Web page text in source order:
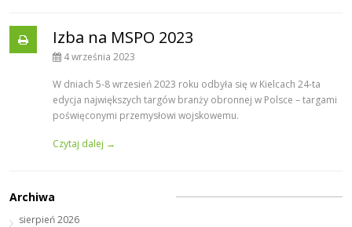
Izba na MSPO 2023
4 września 2023
W dniach 5-8 wrzesień 2023 roku odbyła się w Kielcach 24-ta
edycja największych targów branży obronnej w Polsce – targami
poświęconymi przemysłowi wojskowemu.
Czytaj dalej →
Archiwa
sierpień 2026